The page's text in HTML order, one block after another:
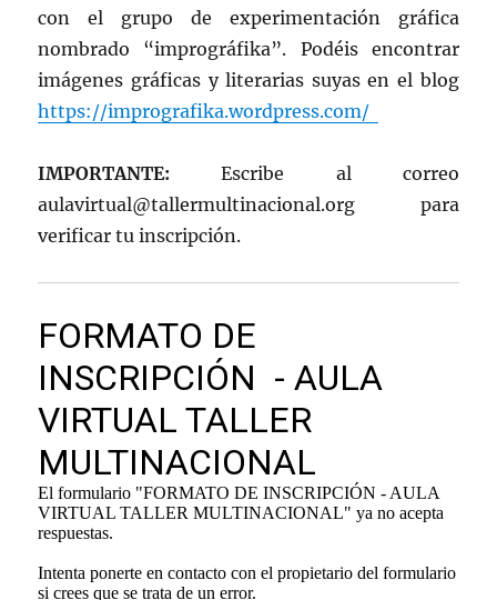
con el grupo de experimentación gráfica
nombrado “imprográfika”. Podéis encontrar
imágenes gráficas y literarias suyas en el blog
https://imprografika.wordpress.com/
IMPORTANTE:Escribe al correo
aulavirtual@tallermultinacional.org para
verificar tu inscripción.